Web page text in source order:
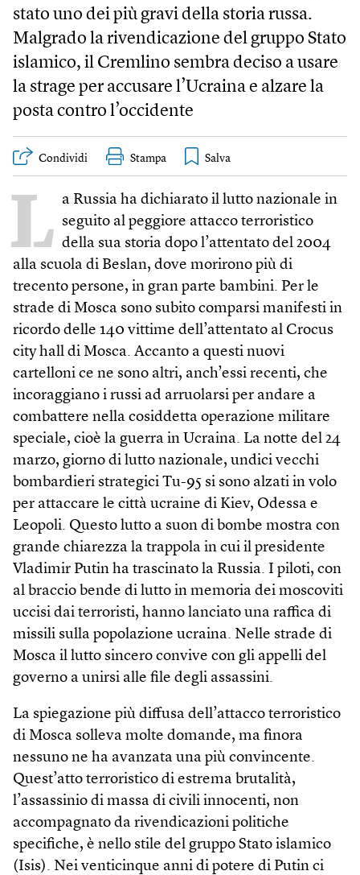
stato uno dei più gravi della storia russa.
Malgrado la rivendicazione del gruppo Stato
islamico, il Cremlino sembra deciso a usare
la strage per accusare l’Ucraina e alzare la
posta contro l’occidente
Condividi Stampa
L a Russia ha dichiarato il lutto nazionale in
seguito al peggiore attacco terroristico
della sua storia dopo l’attentato del 2004
alla scuola di Beslan, dove morirono più di
trecento persone, in gran parte bambini. Per le
strade di Mosca sono subito comparsi manifesti in
ricordo delle 140 vittime dell’attentato al Crocus
city hall di Mosca. Accanto a questi nuovi
cartelloni ce ne sono altri, anch’essi recenti, che
incoraggiano i russi ad arruolarsi per andare a
combattere nella cosiddetta operazione militare
speciale, cioè la guerra in Ucraina. La notte del 24
marzo, giorno di lutto nazionale, undici vecchi
bombardieri strategici Tu-95 si sono alzati in volo
per attaccare le città ucraine di Kiev, Odessa e
Leopoli. Questo lutto a suon di bombe mostra con
grande chiarezza la trappola in cui il presidente
Vladimir Putin ha trascinato la Russia. I piloti, con
al braccio bende di lutto in memoria dei moscoviti
uccisi dai terroristi, hanno lanciato una raffica di
missili sulla popolazione ucraina. Nelle strade di
Mosca il lutto sincero convive con gli appelli del
governo a unirsi alle file degli assassini.
La spiegazione più diffusa dell’attacco terroristico
di Mosca solleva molte domande, ma finora
nessuno ne ha avanzata una più convincente.
Quest’atto terroristico di estrema brutalità,
l’assassinio di massa di civili innocenti, non
accompagnato da rivendicazioni politiche
specifiche, è nello stile del gruppo Stato islamico
(Isis). Nei venticinque anni di potere di Putin ci